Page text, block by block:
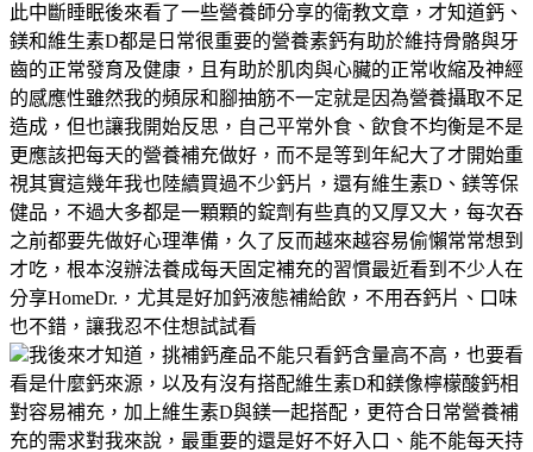
此中斷睡眠後來看了一些營養師分享的衛教文章，才知道鈣、
鎂和維生素D都是日常很重要的營養素鈣有助於維持骨骼與牙
齒的正常發育及健康，且有助於肌肉與心臟的正常收縮及神經
的感應性雖然我的頻尿和腳抽筋不一定就是因為營養攝取不足
造成，但也讓我開始反思，自己平常外食、飲食不均衡是不是
更應該把每天的營養補充做好，而不是等到年紀大了才開始重
視其實這幾年我也陸續買過不少鈣片，還有維生素D、鎂等保
健品，不過大多都是一顆顆的錠劑有些真的又厚又大，每次吞
之前都要先做好心理準備，久了反而越來越容易偷懶常常想到
才吃，根本沒辦法養成每天固定補充的習慣最近看到不少人在
分享HomeDr.，尤其是好加鈣液態補給飲，不用吞鈣片、口味
也不錯，讓我忍不住想試試看
我後來才知道，挑補鈣產品不能只看鈣含量高不高，也要看
看是什麼鈣來源，以及有沒有搭配維生素D和鎂像檸檬酸鈣相
對容易補充，加上維生素D與鎂一起搭配，更符合日常營養補
充的需求對我來說，最重要的還是好不好入口、能不能每天持